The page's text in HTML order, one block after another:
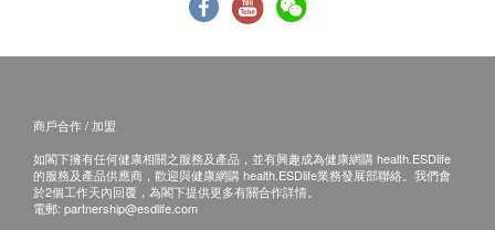
商戶合作 / 加盟
如閣下擁有任何健康相關之服務及產品，並有興趣成為健康網購 health.ESDlife
的服務及產品供應商，歡迎與健康網購 health.ESDlife業務發展部聯絡。我們會
於2個工作天內回覆，為閣下提供更多有關合作詳情。
電郵: partnership@esdlife.com